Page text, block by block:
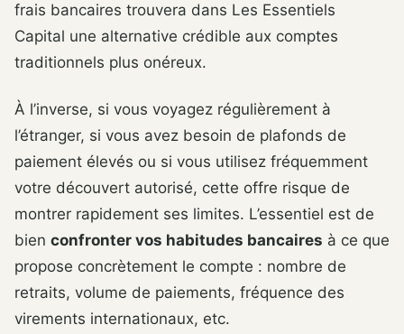
frais bancaires trouvera dans Les Essentiels
Capital une alternative crédible aux comptes
traditionnels plus onéreux.
À l’inverse, si vous voyagez régulièrement à
l’étranger, si vous avez besoin de plafonds de
paiement élevés ou si vous utilisez fréquemment
votre découvert autorisé, cette offre risque de
montrer rapidement ses limites. L’essentiel est de
bien confronter vos habitudes bancaires à ce que
propose concrètement le compte : nombre de
retraits, volume de paiements, fréquence des
virements internationaux, etc.